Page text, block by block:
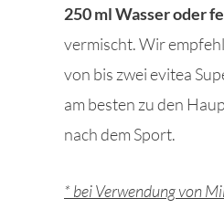
250 ml Wasser oder
vermischt. Wir
von bis zwei evitea
am besten zu den
nach dem Sport.
* bei Verwendung von